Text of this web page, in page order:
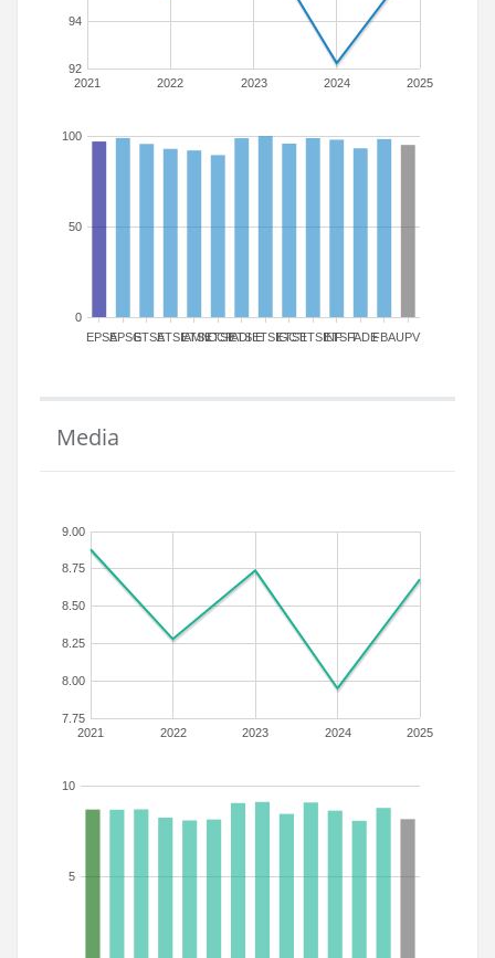
2021 2022 2023 2024 2025
92
94
EPSAEPSGETSAETSIAMN
ETSICCP
ETSIADI
ETSIEETSIGCT
ETSIIETSINFETSITFADEFBAUPV
0
50
100
Media
2021 2022 2023 2024 2025
7.75
8.00
8.25
8.50
8.75
9.00
5
10